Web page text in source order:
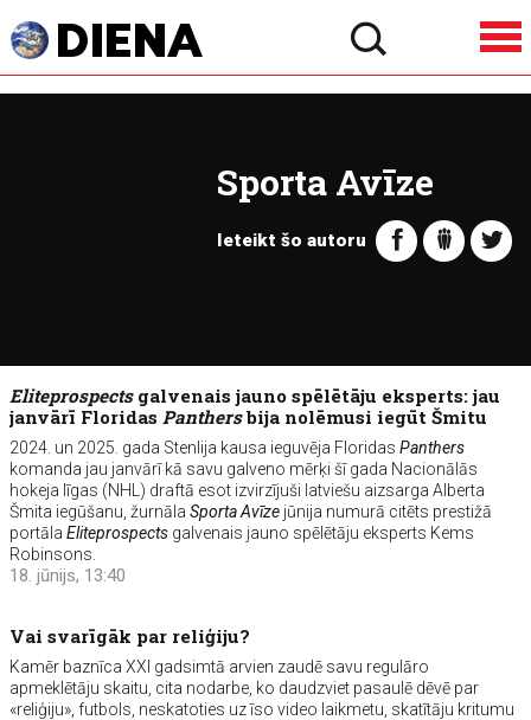
Sporta Avīze
Ieteikt šo autoru
Eliteprospectsgalvenais jauno spēlētāju eksperts: jau
janvārī FloridasPanthersbija nolēmusi iegūt Šmitu
2024. un 2025. gada Stenlija kausa ieguvēja FloridasPanthers
komanda jau janvārī kā savu galveno mērķi šī gada Nacionālās
hokeja līgas (NHL) draftā esot izvirzījuši latviešu aizsarga Alberta
Šmita iegūšanu, žurnālaSporta Avīze jūnija numurā citēts prestižā
portālaEliteprospects galvenais jauno spēlētāju eksperts Kems
Robinsons.
18. jūnijs, 13:40
Vai svarīgāk par reliģiju?
Kamēr baznīca XXI gadsimtā arvien zaudē savu regulāro
apmeklētāju skaitu, cita nodarbe, ko daudzviet pasaulē dēvē par
«reliģiju», futbols, neskatoties uz īso video laikmetu, skatītāju kritumu